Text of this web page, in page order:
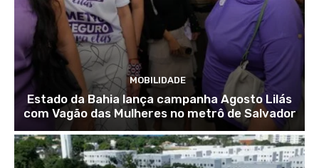
MOBILIDADE
Estado da Bahia lança campanha Agosto Lilás
com Vagão das Mulheres no metrô de Salvador